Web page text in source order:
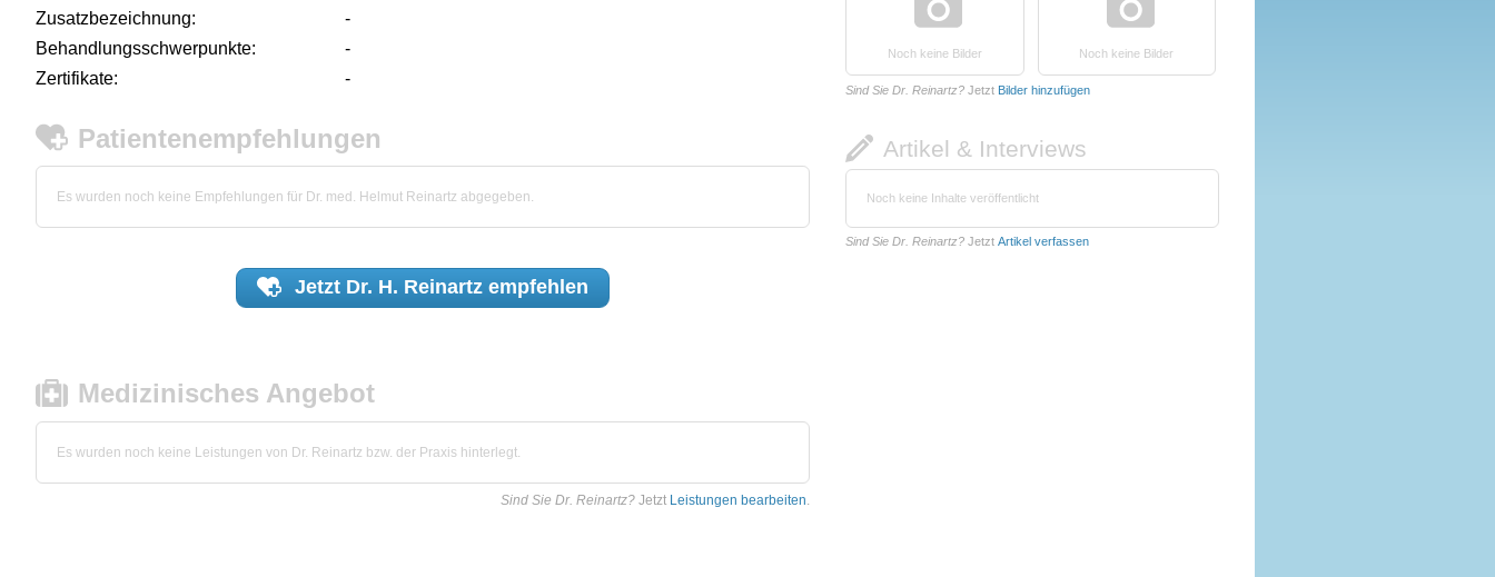
Zusatzbezeichnung:
-
Behandlungsschwerpunkte:
-
Zertifikate:
-
Patientenempfehlungen
Es wurden noch keine Empfehlungen für Dr. med. Helmut Reinartz abgegeben.
Jetzt Dr. H. Reinartzempfehlen
Medizinisches Angebot
Es wurden noch keine Leistungen von Dr. Reinartz bzw. der Praxis hinterlegt.
Sind Sie Dr. Reinartz? Jetzt Leistungen bearbeiten.
Noch keine Bilder Noch keine Bilder
Sind Sie Dr. Reinartz? Jetzt Bilder hinzufügen
Artikel & Interviews
Noch keine Inhalte veröffentlicht
Sind Sie Dr. Reinartz? Jetzt Artikel verfassen